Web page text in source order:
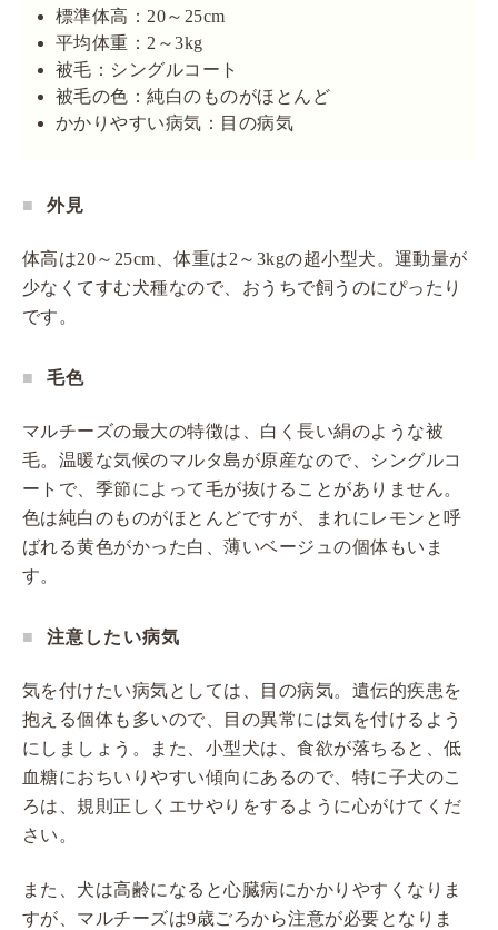
標準体高：20～25cm
平均体重：2～3kg
被毛：シングルコート
被毛の色：純白のものがほとんど
かかりやすい病気：目の病気
外見
体高は20～25cm、体重は2～3kgの超小型犬。運動量が
少なくてすむ犬種なので、おうちで飼うのにぴったり
です。
毛色
マルチーズの最大の特徴は、白く長い絹のような被
毛。温暖な気候のマルタ島が原産なので、シングルコ
ートで、季節によって毛が抜けることがありません。
色は純白のものがほとんどですが、まれにレモンと呼
ばれる黄色がかった白、薄いベージュの個体もいま
す。
注意したい病気
気を付けたい病気としては、目の病気。遺伝的疾患を
抱える個体も多いので、目の異常には気を付けるよう
にしましょう。また、小型犬は、食欲が落ちると、低
血糖におちいりやすい傾向にあるので、特に子犬のこ
ろは、規則正しくエサやりをするように心がけてくだ
さい。
また、犬は高齢になると心臓病にかかりやすくなりま
すが、マルチーズは9歳ごろから注意が必要となりま